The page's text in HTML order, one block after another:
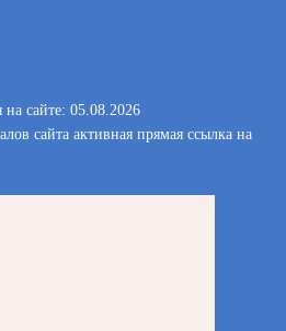
на сайте: 05.08.2026
сайта активная прямая ссылка на